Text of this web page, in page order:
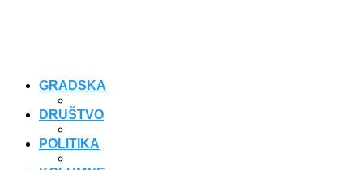
GRADSKA
DRUŠTVO
POLITIKA